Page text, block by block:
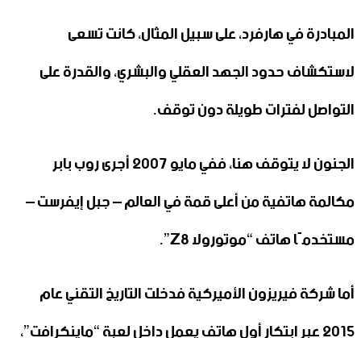
المبادرة في هارفرد، على سبيل المثال، كانت تسعى
لاستكشاف حدود الجهد العقلي والبشري، والقدرة على
التواصل لفترات طويلة دون توقف.
الجنون لا يتوقف هنا، ففي مايو 2007 أجرى روب بابر
مكالمة هاتفية من أعلى قمة في العالم – جبل إيفرست –
مستخدمًا هاتف “موتورولا Z8”.
أما شركة فيريزون الأميركية فدخلت التاريخ التقني عام